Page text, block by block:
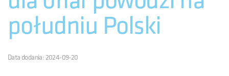
południu Polski
Data dodania: 2024-09-20